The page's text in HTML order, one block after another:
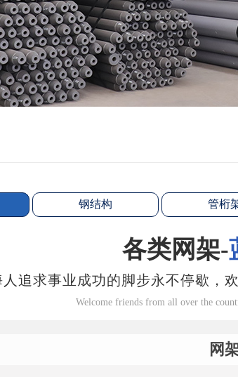
钢结构 管桁
各类网架-
追求事业成功的脚步永不停歇，
Welcome friends from all over the
网